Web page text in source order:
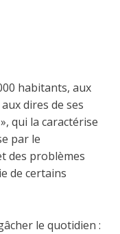
habitants, aux
dires de ses
qui la caractérise
par le
des problèmes
de certains
le quotidien :